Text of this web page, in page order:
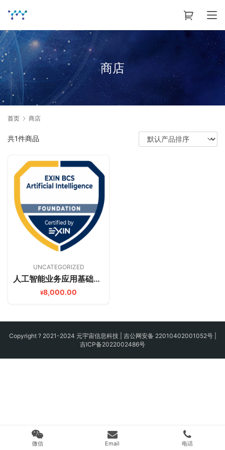
商店
首页 商店
共1件商品
UNCATEGORIZED
人工智能业务应用基础认证课程
¥8,000.00
Copyright ? 2021-2024 元宇宙信息科技 | 吉公网安备 22010402001052号|
吉ICP备2022002486号
微信 Email 电话